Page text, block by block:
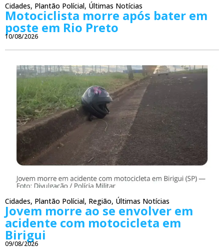
Cidades, Plantão Polícial, Últimas Notícias
Motociclista morre após bater em
poste em Rio Preto
10/08/2026
Cidades, Plantão Polícial, Região, Últimas Notícias
Jovem morre ao se envolver em
acidente com motocicleta em
Birigui
09/08/2026